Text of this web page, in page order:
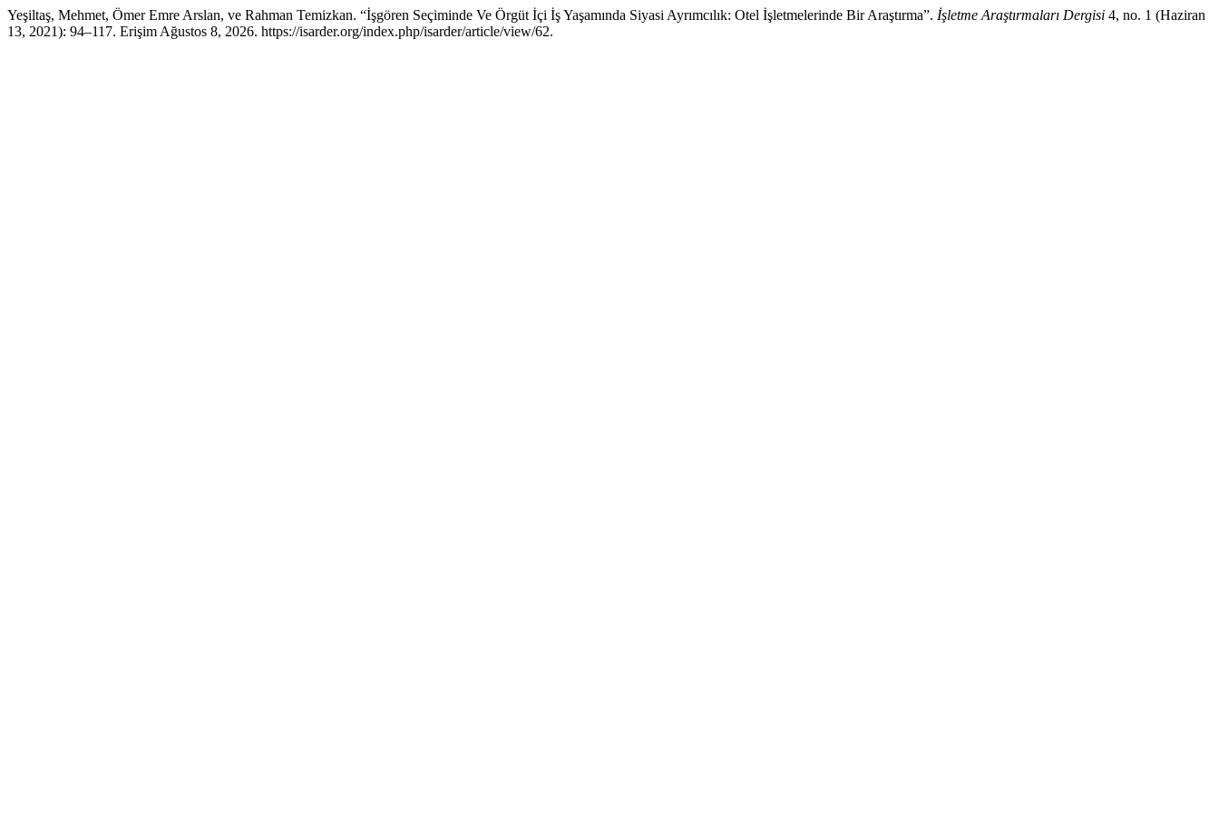
Yeşiltaş, Mehmet, Ömer Emre Arslan, ve Rahman Temizkan. “İşgören Seçiminde Ve Örgüt İçi İş Yaşamında Siyasi Ayrımcılık: Otel İşletmelerinde Bir Araştırma”. İşletme Araştırmaları Dergisi 4, no. 1 (Haziran
13, 2021): 94–117. Erişim Ağustos 8, 2026. https://isarder.org/index.php/isarder/article/view/62.